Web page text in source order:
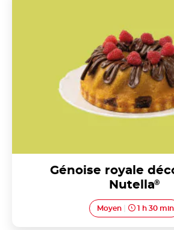
Génoise royale
Nutella®
Moyen 1 h 30 min